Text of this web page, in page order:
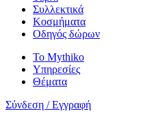
Συλλεκτικά
Κοσμήματα
Οδηγός δώρων
Το Mythiko
Υπηρεσίες
Θέματα
Σύνδεση / Εγγραφή